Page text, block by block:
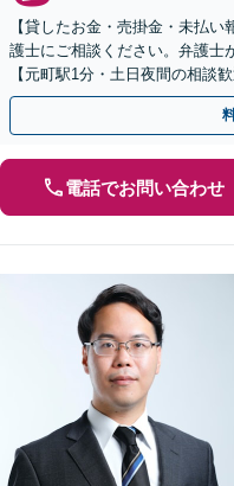
【貸したお金・売掛金・未払
護士にご相談ください。弁護士
【元町駅1分・土日夜間の相談歓
電話でお問い合わせ